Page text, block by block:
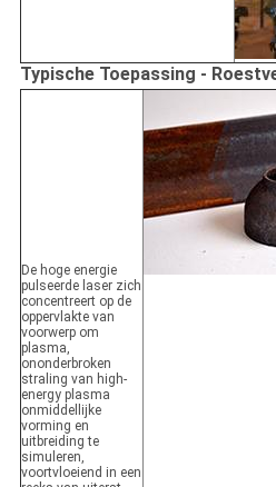
Typische Toepassing -
De hoge energie
pulseerde laser zich
concentreert op de
oppervlakte van
voorwerp om
plasma,
ononderbroken
straling van high-
energy plasma
onmiddellijke
vorming en
uitbreiding te
simuleren,
voortvloeiend in een